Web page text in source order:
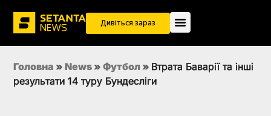
Дивіться зараз
Головна » News » Футбол » Втрата Баварії та інші
результати 14 туру Бундесліги